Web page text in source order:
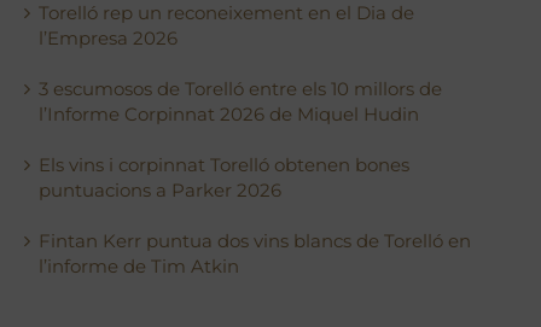
Torelló rep un reconeixement en el Dia de
l’Empresa 2026
3 escumosos de Torelló entre els 10 millors de
l’Informe Corpinnat 2026 de Miquel Hudin
Els vins i corpinnat Torelló obtenen bones
puntuacions a Parker 2026
Fintan Kerr puntua dos vins blancs de Torelló en
l’informe de Tim Atkin